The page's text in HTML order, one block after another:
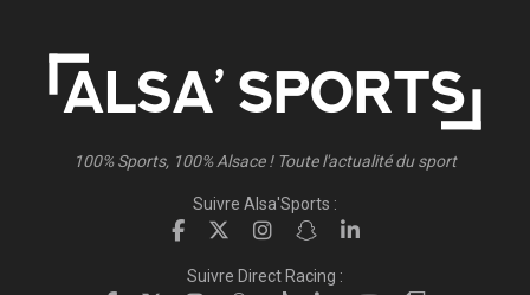
100% Sports, 100% Alsace ! Toute l'actualité du sport
Suivre Alsa'Sports :
Suivre Direct Racing :